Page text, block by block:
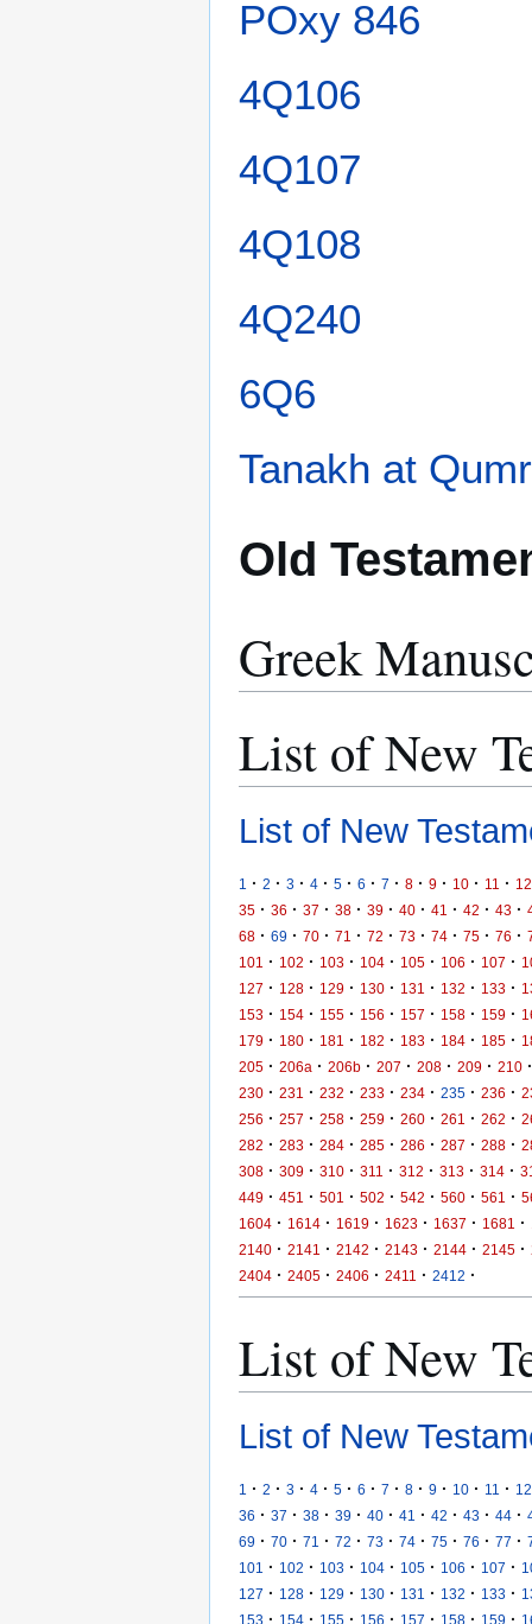
POxy 846
4Q106
4Q107
4Q108
4Q240
6Q6
Tanakh at
Old
Greek
List of New
List of New
1 · 2 · 3 · 4 · 5 · 6 · 7 · 8 · 9 · 10 · 11 · 12
35 · 36 · 37 · 38 · 39 · 40 · 41 · 42 · 43 ·
68 · 69 · 70 · 71 · 72 · 73 · 74 · 75 · 76 ·
101
· 102 · 103 · 104 · 105 · 106 · 107 ·
127 · 128 · 129 · 130 · 131 · 132 · 133 ·
153 · 154 · 155 · 156 · 157 · 158 · 159 ·
179 · 180 · 181 · 182 · 183 · 184 · 185 ·
205 · 206a · 206b · 207 · 208 · 209 · 210 ·
230 · 231 · 232 · 233 · 234 · 235 · 236 ·
256 · 257 · 258 · 259 · 260 · 261 · 262 ·
282 · 283 · 284 · 285 · 286 · 287 · 288 ·
308 · 309 · 310 · 311 · 312 · 313 · 314 ·
449 · 451 · 501 · 502 · 542 · 560 · 561 ·
1604 · 1614 · 1619 · 1623 · 1637 · 1681 ·
2140 · 2141 · 2142 · 2143 · 2144 · 2145 ·
2404 · 2405 · 2406 · 2411 · 2412 ·
List of New
List of New
1 · 2 · 3 · 4 · 5 · 6 · 7 · 8 · 9 · 10 · 11 · 12
36 · 37 · 38 · 39 · 40 · 41 · 42 · 43 · 44 ·
69 · 70 · 71 · 72 · 73 · 74 · 75 · 76 · 77 ·
101
· 102 · 103 · 104 · 105 · 106 · 107 ·
127 · 128 · 129 · 130 · 131 · 132 · 133 ·
153 · 154 · 155 · 156 · 157 · 158 · 159 ·